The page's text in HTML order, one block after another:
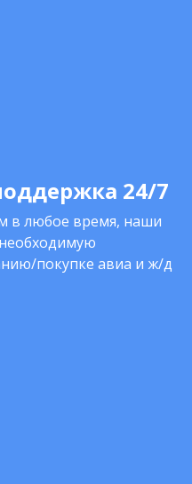
24/7
в любое время, наши
покупке авиа и ж/д